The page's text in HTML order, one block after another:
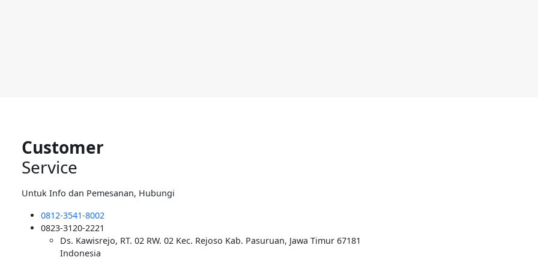
Customer
Service
Untuk Info dan Pemesanan, Hubungi
0812-3541-8002
0823-3120-2221
Ds. Kawisrejo, RT. 02 RW. 02 Kec. Rejoso Kab. Pasuruan, Jawa Timur 67181
Indonesia